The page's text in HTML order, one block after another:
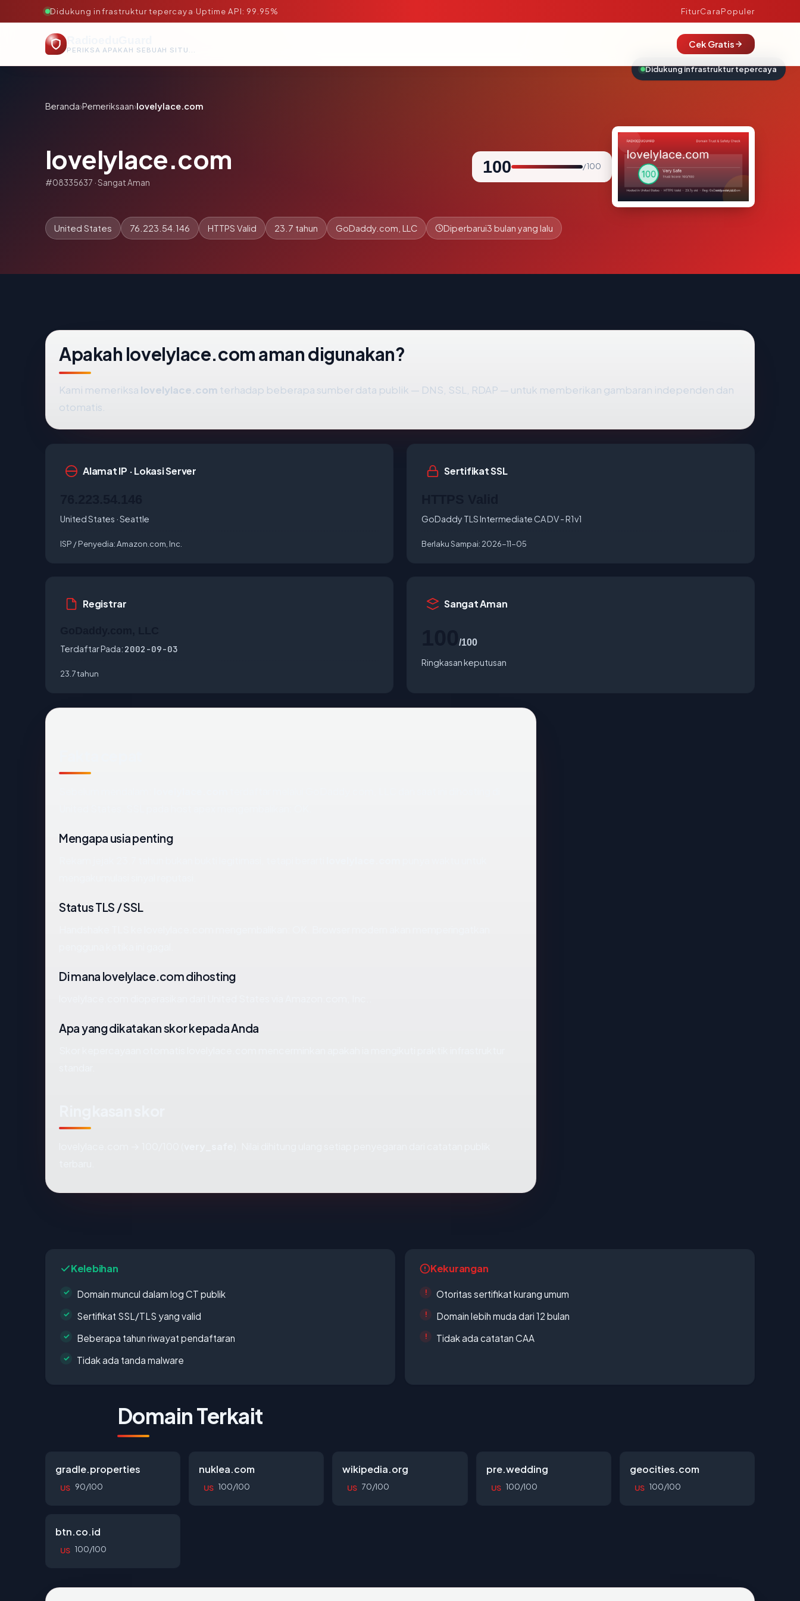
Didukung infrastruktur tepercaya·Uptime API: 99.95% FiturCaraPopuler
PERIKSA APAKAH SEBUAH SITUS AMAN, TEPERCAYA, DAN TERVERIFIKASI DALAM HITUNGAN DETIK.
Cek Gratis
Beranda›Pemeriksaan›lovelylace.com
lovelylace.com
#08335637 · Sangat Aman
100 / 100
United States 76.223.54.146 HTTPS Valid 23.7 tahun GoDaddy.com, LLC Diperbarui3 bulan yang lalu
Apakah lovelylace.com aman digunakan?
Kami memeriksa lovelylace.com terhadap beberapa sumber data publik — DNS, SSL, RDAP — untuk memberikan gambaran independen dan
otomatis.
Alamat IP · Lokasi Server
United States · Seattle
ISP / Penyedia:Amazon.com, Inc.
Sertifikat SSL
GoDaddy TLS Intermediate CA DV - R1v1
Berlaku Sampai: 2026-11-05
Registrar
Terdaftar Pada: 2002-09-03
23.7 tahun
Sangat Aman
/100
Ringkasan keputusan
Mengapa usia penting
Status TLS / SSL
Di mana lovelylace.com dihosting
Apa yang dikatakan skor kepada Anda
Kelebihan
Domain muncul dalam log CT publik
Sertifikat SSL/TLS yang valid
Beberapa tahun riwayat pendaftaran
Tidak ada tanda malware
Kekurangan
Otoritas sertifikat kurang umum
Domain lebih muda dari 12 bulan
Tidak ada catatan CAA
Domain Terkait
gradle.properties
US 90/100
nuklea.com
US 100/100
wikipedia.org
US 70/100
pre.wedding
US 100/100
geocities.com
US 100/100
btn.co.id
US 100/100
Didukung infrastruktur tepercaya